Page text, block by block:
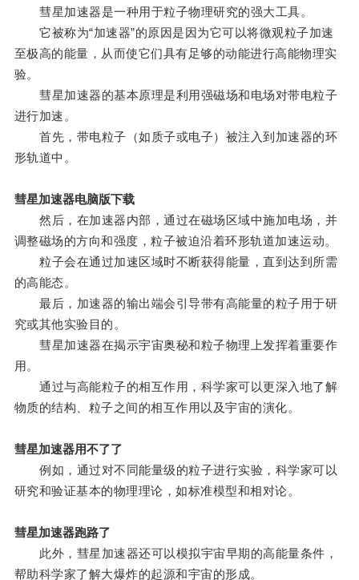
彗星加速器是一种用于粒子物理研究的强大工具。
它被称为“加速器”的原因是因为它可以将微观粒子加速
至极高的能量，从而使它们具有足够的动能进行高能物理实
验。
彗星加速器的基本原理是利用强磁场和电场对带电粒子
进行加速。
首先，带电粒子（如质子或电子）被注入到加速器的环
形轨道中。
彗星加速器电脑版下载
然后，在加速器内部，通过在磁场区域中施加电场，并
调整磁场的方向和强度，粒子被迫沿着环形轨道加速运动。
粒子会在通过加速区域时不断获得能量，直到达到所需
的高能态。
最后，加速器的输出端会引导带有高能量的粒子用于研
究或其他实验目的。
彗星加速器在揭示宇宙奥秘和粒子物理上发挥着重要作
用。
通过与高能粒子的相互作用，科学家可以更深入地了解
物质的结构、粒子之间的相互作用以及宇宙的演化。
彗星加速器用不了了
例如，通过对不同能量级的粒子进行实验，科学家可以
研究和验证基本的物理理论，如标准模型和相对论。
彗星加速器跑路了
此外，彗星加速器还可以模拟宇宙早期的高能量条件，
帮助科学家了解大爆炸的起源和宇宙的形成。